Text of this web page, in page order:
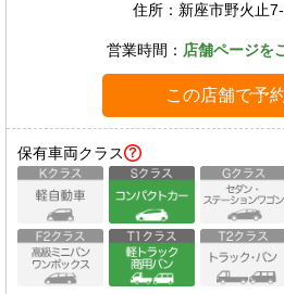
住所： 新座市野火止
営業時間： 店舗ページを
この店舗で予
保有車両クラス